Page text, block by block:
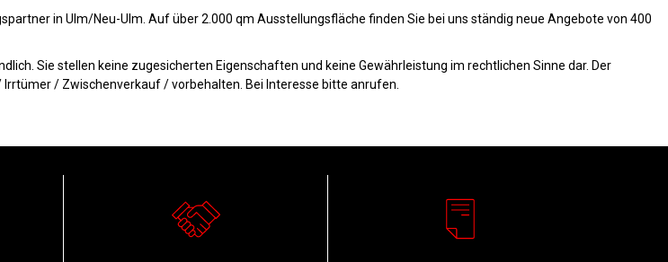
in Ulm/Neu-Ulm. Auf über 2.000 qm Ausstellungsfläche finden Sie bei uns ständig neue Angebote von 400
Sie stellen keine zugesicherten Eigenschaften und keine Gewährleistung im rechtlichen Sinne dar. Der
/ Zwischenverkauf / vorbehalten. Bei Interesse bitte anrufen.